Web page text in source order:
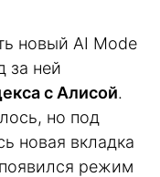
новый AI Mode
за ней
с Алисой.
но под
новая вкладка
режим